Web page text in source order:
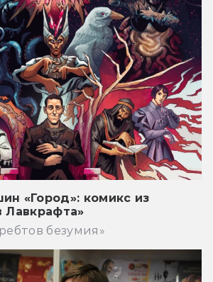
«Город»: комикс из
Лавкрафта»
безумия»